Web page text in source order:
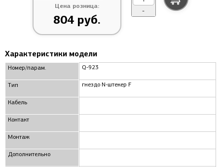
Цена розница:
804 руб.
-
Характеристики модели
Номер/парам.
Тип
Кабель
Контакт
Монтаж
Дополнительно
Q-923
гнездо N-штекер F